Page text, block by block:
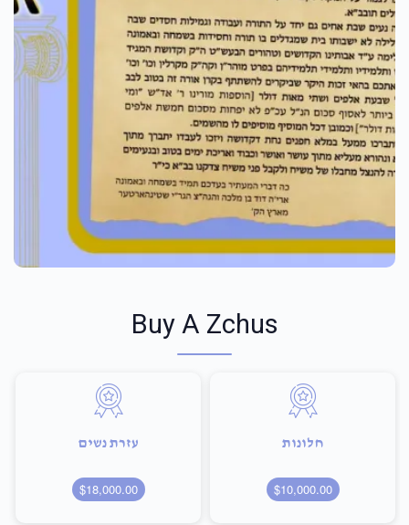
Buy A Zchus
חלונות
$10,000.00
עזרת נשים
$18,000.00